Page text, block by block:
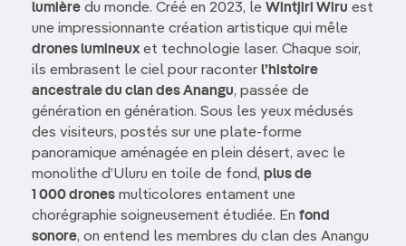
lumière du monde. Créé en 2023, le Wintjiri Wiru est
une impressionnante création artistique qui mêle
drones lumineuxet technologie laser. Chaque soir,
ils embrasent le ciel pour raconter l’histoire
ancestrale du clan des Anangu, passée de
génération en génération. Sous les yeux médusés
des visiteurs, postés sur une plate-forme
panoramique aménagée en plein désert, avec le
monolithe d’Uluru en toile de fond, plus de
1 000 drones multicolores entament une
chorégraphie soigneusement étudiée. En fond
sonore, on entend les membres du clan des Anangu